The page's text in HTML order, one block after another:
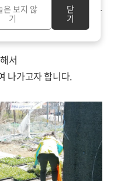
되고 있는 싱싱텃밭과 나
서
나가고자 합니다.
은 보지 않
기
닫
기